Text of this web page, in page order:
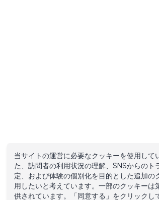
当サイトの運営に必要なクッキーを使用して
た、訪問者の利用状況の理解、SNSからのト
定、および体験の個別化を目的とした追加の
用したいと考えています。一部のクッキーは
供されています。「同意する」をクリックし